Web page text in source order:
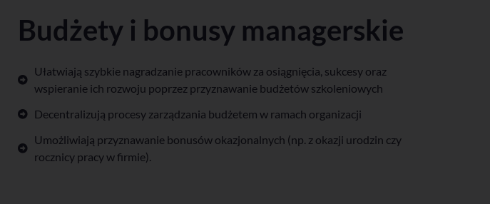
Budżety i bonusy managerskie
Ułatwiają szybkie nagradzanie pracowników za osiągnięcia, sukcesy oraz
wspieranie ich rozwoju poprzez przyznawanie budżetów szkoleniowych
Decentralizują procesy zarządzania budżetem w ramach organizacji
Umożliwiają przyznawanie bonusów okazjonalnych (np. z okazji urodzin czy
rocznicy pracy w firmie).